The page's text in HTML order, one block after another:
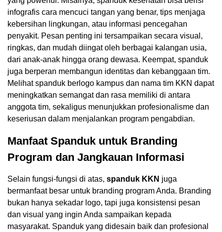
infografis cara mencuci tangan yang benar, tips menjaga
kebersihan lingkungan, atau informasi pencegahan
penyakit. Pesan penting ini tersampaikan secara visual,
ringkas, dan mudah diingat oleh berbagai kalangan usia,
dari anak-anak hingga orang dewasa. Keempat, spanduk
juga berperan membangun identitas dan kebanggaan tim.
Melihat spanduk berlogo kampus dan nama tim KKN dapat
meningkatkan semangat dan rasa memiliki di antara
anggota tim, sekaligus menunjukkan profesionalisme dan
keseriusan dalam menjalankan program pengabdian.
Manfaat Spanduk untuk Branding
Program dan Jangkauan Informasi
Selain fungsi-fungsi di atas, spanduk KKN juga
bermanfaat besar untuk branding program Anda. Branding
bukan hanya sekadar logo, tapi juga konsistensi pesan
dan visual yang ingin Anda sampaikan kepada
masyarakat. Spanduk yang didesain baik dan profesional